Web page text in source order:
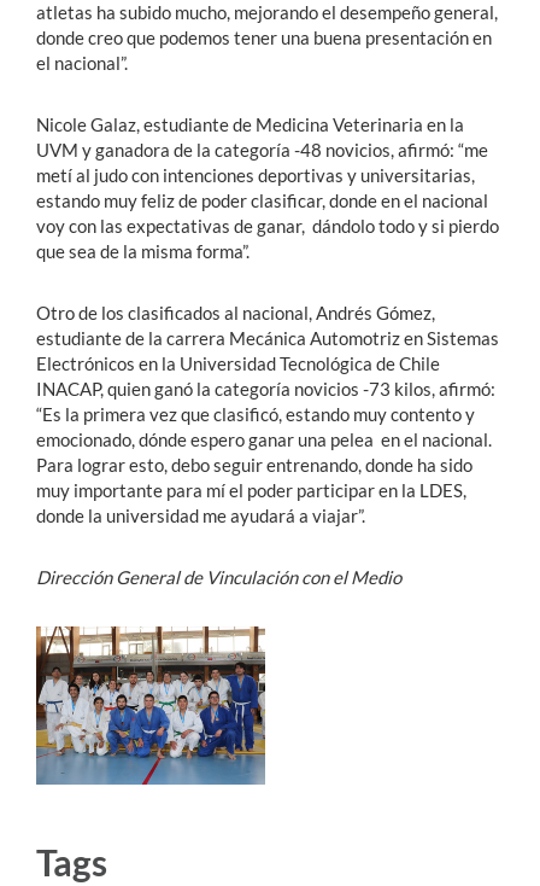
atletas ha subido mucho, mejorando el desempeño general,
donde creo que podemos tener una buena presentación en
el nacional”.
Nicole Galaz, estudiante de Medicina Veterinaria en la
UVM y ganadora de la categoría -48 novicios, afirmó: “me
metí al judo con intenciones deportivas y universitarias,
estando muy feliz de poder clasificar, donde en el nacional
voy con las expectativas de ganar, dándolo todo y si pierdo
que sea de la misma forma”.
Otro de los clasificados al nacional, Andrés Gómez,
estudiante de la carrera Mecánica Automotriz en Sistemas
Electrónicos en la Universidad Tecnológica de Chile
INACAP, quien ganó la categoría novicios -73 kilos, afirmó:
“Es la primera vez que clasificó, estando muy contento y
emocionado, dónde espero ganar una pelea en el nacional.
Para lograr esto, debo seguir entrenando, donde ha sido
muy importante para mí el poder participar en la LDES,
donde la universidad me ayudará a viajar”.
Dirección General de Vinculación con el Medio
Tags